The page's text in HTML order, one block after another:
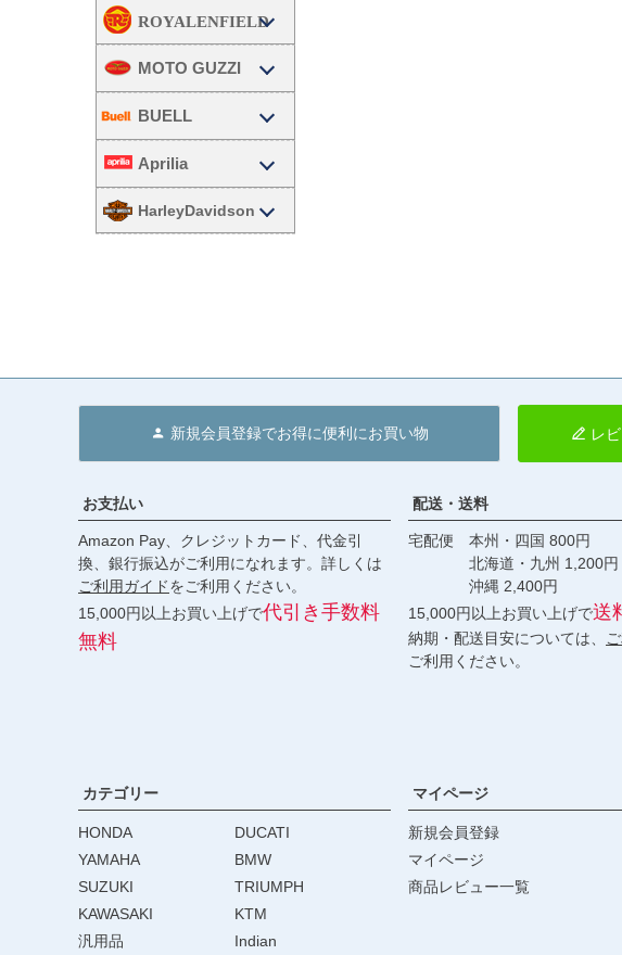
MOTO GUZZI
BUELL
Aprilia
HarleyDavidson
新規会員登録でお得に便利にお買い物 レ
お支払い
Amazon Pay、クレジットカード、代金引
換、銀行振込がご利用になれます。詳しくは
ご利用ガイドをご利用ください。
15,000円以上お買い上げで代引き手数料
無料
配送・送料
宅配便 本州・四国 800円
北海道・九州 1,200円
沖縄 2,400円
15,000円以上お買い上げで送
納期・配送目安については、
ご利用ください。
カテゴリー
HONDA
YAMAHA
SUZUKI
KAWASAKI
汎用品
DUCATI
BMW
TRIUMPH
KTM
Indian
マイページ
新規会員登録
マイページ
商品レビュー一覧